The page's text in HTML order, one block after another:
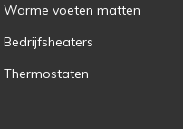
Warme voeten matten
Bedrijfsheaters
Thermostaten